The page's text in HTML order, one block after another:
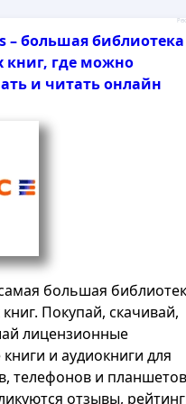
– большая библиотека
книг, где можно
и читать онлайн
большая
Покупай, скачивай,
лицензионные
и аудиокниги для
телефонов и
отзывы,